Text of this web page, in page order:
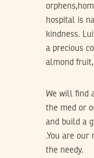
hospital is
kindness.
a precious
almond
We will find
the med or
and build a
.You are our
the needy.